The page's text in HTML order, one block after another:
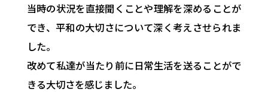
当時の状況を直接聞くことや理解を深めることが
でき、平和の大切さについて深く考えさせられま
した。
改めて私達が当たり前に日常生活を送ることがで
きる大切さを感じました。